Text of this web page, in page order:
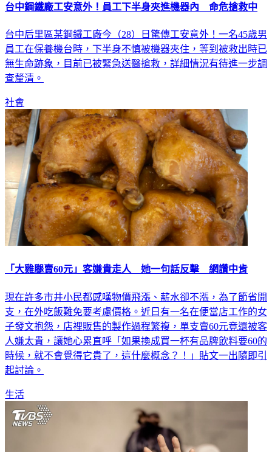
台中鋼鐵廠工安意外！員工下半身夾進機器內 命危搶救中
台中后里區某鋼鐵工廠今（28）日驚傳工安意外！一名45歲男
員工在保養機台時，下半身不慎被機器夾住，等到被救出時已
無生命跡象，目前已被緊急送醫搶救，詳細情況有待進一步調
查釐清。
社會
「大雞腿賣60元」客嫌貴走人 她一句話反擊 網讚中肯
現在許多市井小民都感嘆物價飛漲、薪水卻不漲，為了節省開
支，在外吃飯難免要考慮價格。近日有一名在便當店工作的女
子發文抱怨，店裡販售的製作過程繁複，單支賣60元竟還被客
人嫌太貴，讓她心累直呼「如果換成買一杯有品牌飲料要60的
時候，就不會覺得它貴了，這什麼概念？！」貼文一出隨即引
起討論。
生活